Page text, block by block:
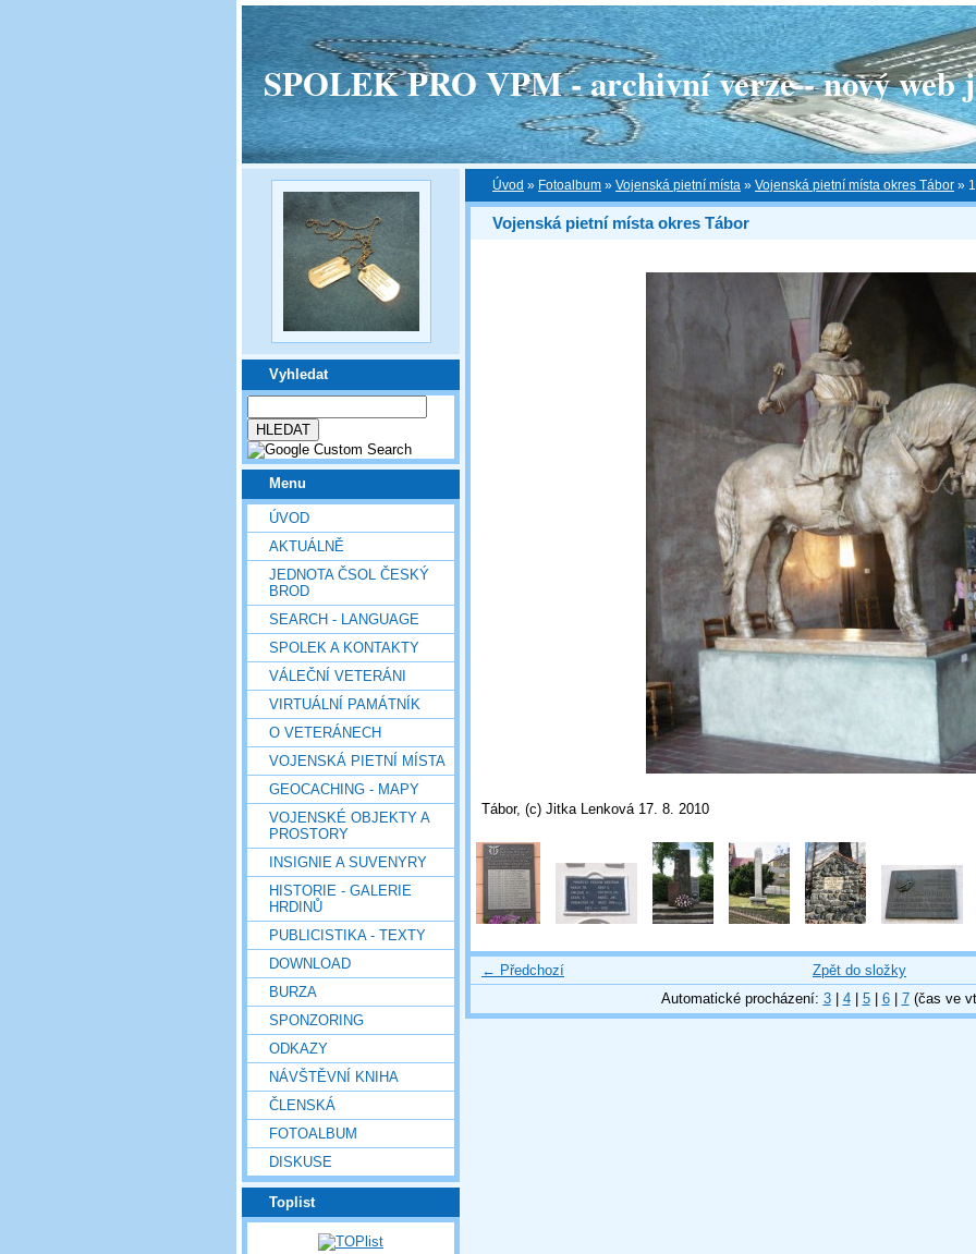
SPOLEK PRO VPM - archivní verze - nový web
Vyhledat
Menu
ÚVOD
AKTUÁLNĚ
JEDNOTA ČSOL ČESKÝ
BROD
SEARCH - LANGUAGE
SPOLEK A KONTAKTY
VÁLEČNÍ VETERÁNI
VIRTUÁLNÍ PAMÁTNÍK
O VETERÁNECH
VOJENSKÁ PIETNÍ MÍSTA
GEOCACHING - MAPY
VOJENSKÉ OBJEKTY A
PROSTORY
INSIGNIE A SUVENYRY
HISTORIE - GALERIE
HRDINŮ
PUBLICISTIKA - TEXTY
DOWNLOAD
BURZA
SPONZORING
ODKAZY
NÁVŠTĚVNÍ KNIHA
ČLENSKÁ
FOTOALBUM
DISKUSE
Toplist
Úvod » Fotoalbum » Vojenská pietní místa » Vojenská pietní místa okres Tábor »
Vojenská pietní místa okres Tábor
Tábor, (c) Jitka Lenková 17. 8. 2010
← Předchozí
Zpět do složky
Automatické procházení: 3| 4| 5| 6| 7(čas ve